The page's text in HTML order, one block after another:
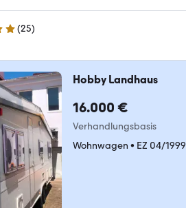
(25)
Hobby Landhaus
16.000 €
Verhandlungsbasis
Wohnwagen • EZ 04/1999